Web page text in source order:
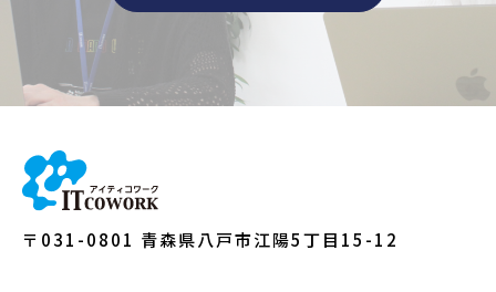
〒031-0801 青森県八戸市江陽5丁目15-12